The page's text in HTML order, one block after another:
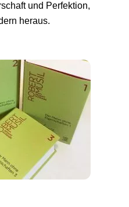
und Perfektion,
heraus.